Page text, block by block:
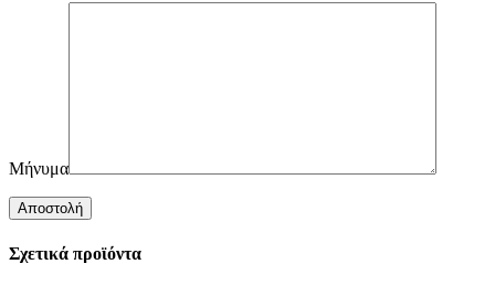
Μήνυμα
Σχετικά προϊόντα